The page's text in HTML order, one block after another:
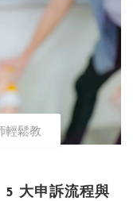
輕鬆教
5 大申訴流程與